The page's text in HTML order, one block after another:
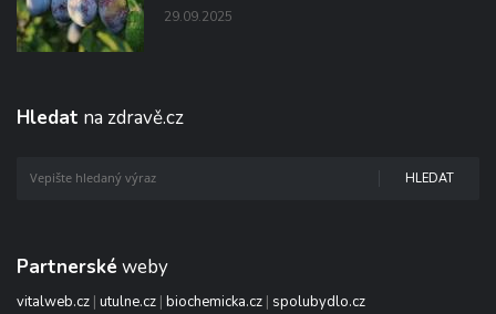
29.09.2025
Hledat na zdravě.cz
HLEDAT
Partnerské weby
vitalweb.cz | utulne.cz | biochemicka.cz | spolubydlo.cz